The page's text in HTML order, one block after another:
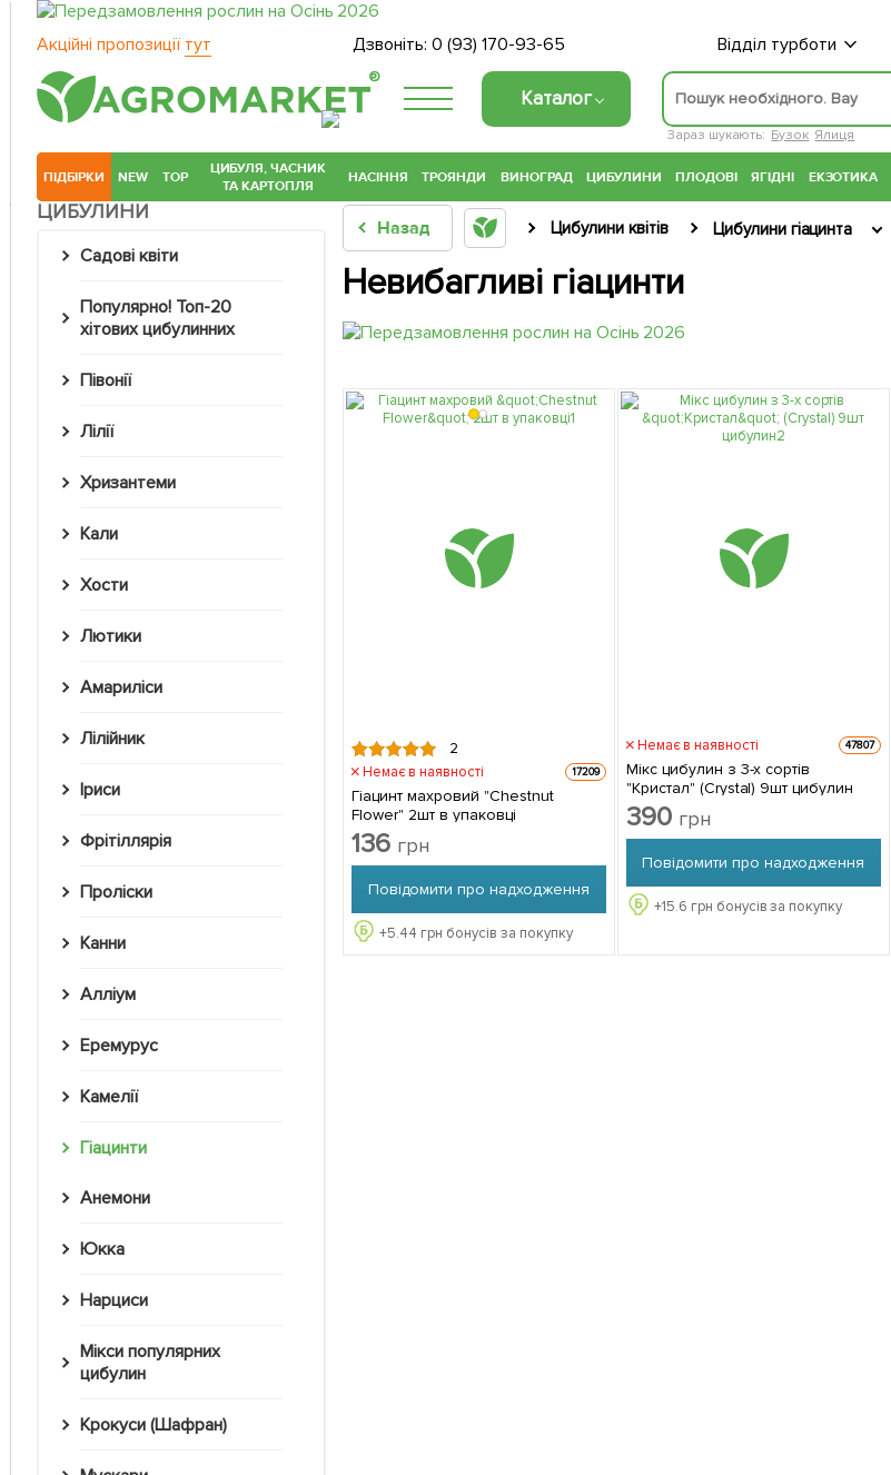
Акційні пропозиції тут Дзвоніть: 0 (93) 170-93-65 Відділ турботи
®
Каталог
Зараз шукають: Бузок Ялиця
ПІДБІРКИ NEW TOP
ЦИБУЛЯ, ЧАСНИК
ТА КАРТОПЛЯ
НАСІННЯ ТРОЯНДИ ВИНОГРАД ЦИБУЛИНИ ПЛОДОВІ ЯГІДНІ ЕКЗОТИКА
ЦИБУЛИНИ
Садові квіти
Популярно! Топ-20
хітових цибулинних
Півонії
Лілії
Хризантеми
Кали
Хости
Лютики
Амариліси
Лілійник
Іриси
Фрітіллярія
Проліски
Канни
Алліум
Еремурус
Камелії
Гіацинти
Анемони
Юкка
Нарциси
Мікси популярних
цибулин
Крокуси (Шафран)
Назад Цибулини квітів Цибулини гіацинта
Невибагливі гіацинти
2
Немає в наявності 17209
Гіацинт махровий "Chestnut
Flower" 2шт в упаковці
136 грн
Повідомити про надходження
+5.44 грн бонусів за покупку
Немає в наявності 47807
Мікс цибулин з 3-х сортів
"Кристал" (Crystal) 9шт цибулин
390 грн
Повідомити про надходження
+15.6 грн бонусів за покупку